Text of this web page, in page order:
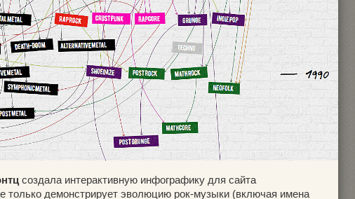
создала интерактивную инфографику для сайта
только демонстрирует эволюцию рок-музыки (включая имена